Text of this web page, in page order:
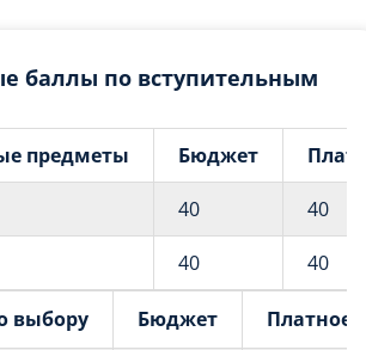
баллы по вступительным
предметы Бюджет
40 40
40 40
выбору Бюджет Платное